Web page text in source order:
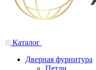
Каталог
Дверная фурнитура